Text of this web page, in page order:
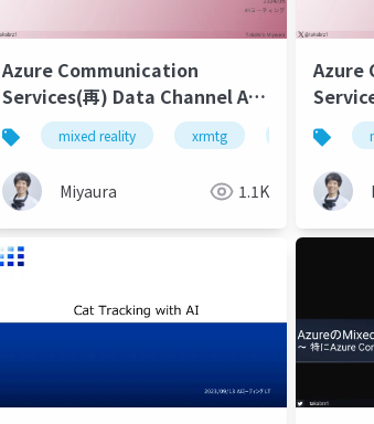
hololens mixed reality
Azure Communication
Services(再) Data Channel API
使うと色々できそうです。
mixed reality xrmtg mrtk3
Miyaura 1.1K
Azure
（on
件